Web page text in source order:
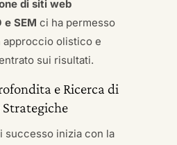
di siti web
SEM ci ha permesso
approccio olistico e
sui risultati.
e Ricerca di
Strategiche
successo inizia con la